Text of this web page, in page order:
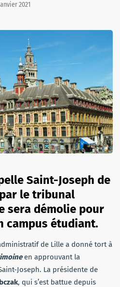
2021
Saint-Joseph de
le tribunal
sera démolie pour
campus étudiant.
de Lille a donné tort à
en approuvant la
Joseph. La présidente de
, qui s’est battue depuis